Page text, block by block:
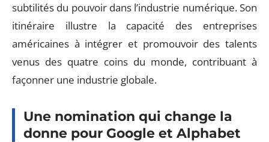
subtilités du pouvoir dans l’industrie numérique. Son
itinéraire illustre la capacité des entreprises
américaines à intégrer et promouvoir des talents
venus des quatre coins du monde, contribuant à
façonner une industrie globale.
Une nomination qui change la
donne pour Google et Alphabet